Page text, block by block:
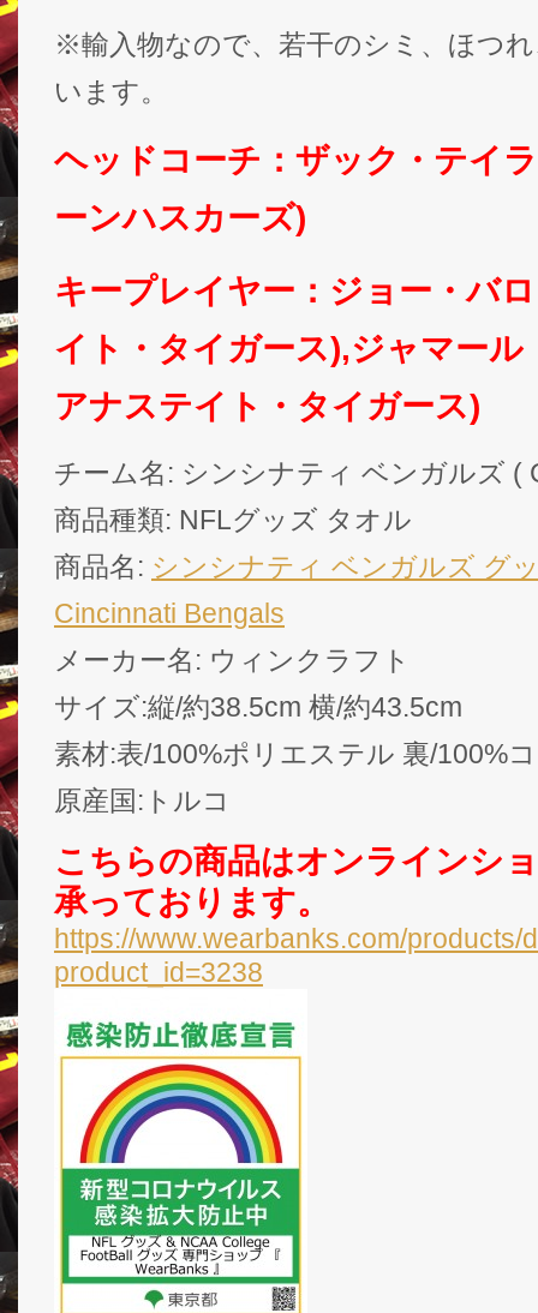
※輸入物なので、若干のシミ、ほつ
います。
ヘッドコーチ：ザック・テイ
ーンハスカーズ)
キープレイヤー：ジョー・バ
イト・タイガース),ジャマー
アナステイト・タイガース)
チーム名: シンシナティ ベンガルズ (
商品種類: NFLグッズ タオル
商品名: シンシナティ ベンガルズ グ
Cincinnati Bengals
メーカー名: ウィンクラフト
サイズ:縦/約38.5cm 横/約43.5cm
素材:表/100%ポリエステル 裏/
原産国:トルコ
こちらの商品はオンラインシ
承っております。
https://www.wearbanks.com/products/
product_id=3238